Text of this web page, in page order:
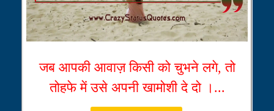
जब आपकी आवाज़ किसी को चुभने लगे, तो
तोहफे में उसे अपनी खामोशी दे दो ।...